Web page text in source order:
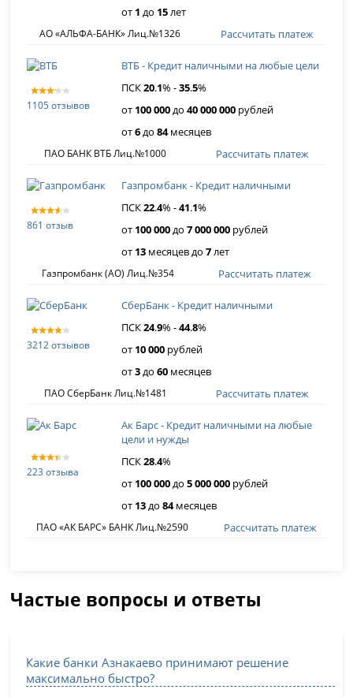
от 1 до 15лет
АО «АЛЬФА-БАНК» Лиц.№1326 Рассчитать платеж
1105 отзывов
ВТБ - Кредит наличными на любые цели
ПСК20.1% -35.5%
от 100 000до40 000 000 рублей
от6до84месяцев
ПАО БАНК ВТБ Лиц.№1000 Рассчитать платеж
861 отзыв
Газпромбанк - Кредит наличными
ПСК22.4% -41.1%
от 100 000до7 000 000 рублей
от 13 месяцев до7лет
Газпромбанк (АО) Лиц.№354 Рассчитать платеж
3212 отзывов
СберБанк - Кредит наличными
ПСК24.9% -44.8%
от 10 000 рублей
от3до60 месяцев
ПАО СберБанк Лиц.№1481 Рассчитать платеж
223 отзыва
Ак Барс - Кредит наличными на любые
цели и нужды
ПСК28.4%
от 100 000до5 000 000 рублей
от 13до84месяцев
ПАО «АК БАРС» БАНК Лиц.№2590 Рассчитать платеж
Частые вопросы и ответы
Какие банки Азнакаево принимают решение
максимально быстро?